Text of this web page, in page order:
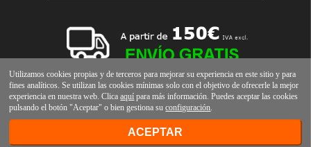
Utilizamos cookies propias y de terceros para mejorar su experiencia en este sitio y para
fines analíticos. Se utilizan las cookies mínimas solo con el objetivo de ofrecerle la mejor
experiencia en nuestra web. Clicaaquí para más información. Puedes aceptar las cookies
pulsando el botón "Aceptar" o bien gestiona suconfiguración.
ACEPTAR